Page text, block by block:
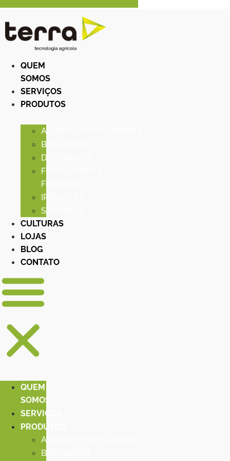
QUEM
SOMOS
SERVIÇOS
PRODUTOS
ADUBOS/FERTILIZANTES
BIOLOGICOS
DEFENSIVOS
FERTILIZANTES
FOLIARES
IRRIGACÃO
SEMENTES
CULTURAS
LOJAS
BLOG
CONTATO
QUEM
SOMOS
SERVIÇOS
PRODUTOS
ADUBOS/FERTILIZANTES
BIOLOGICOS